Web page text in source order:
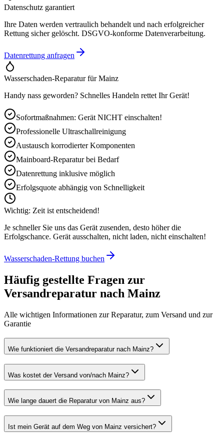
Datenschutz garantiert
Ihre Daten werden vertraulich behandelt und nach erfolgreicher
Rettung sicher gelöscht. DSGVO-konforme Datenverarbeitung.
Datenrettung anfragen
Wasserschaden-Reparatur fürMainz
Handy nass geworden? Schnelles Handeln rettet Ihr Gerät!
Sofortmaßnahmen: Gerät NICHT einschalten!
Professionelle Ultraschallreinigung
Austausch korrodierter Komponenten
Mainboard-Reparatur bei Bedarf
Datenrettung inklusive möglich
Erfolgsquote abhängig von Schnelligkeit
Wichtig: Zeit ist entscheidend!
Je schneller Sie uns das Gerät zusenden, desto höher die
Erfolgschance. Gerät ausschalten, nicht laden, nicht einschalten!
Wasserschaden-Rettung buchen
Häufig gestellte Fragen zur
Versandreparatur nach Mainz
Alle wichtigen Informationen zur Reparatur, zum Versand und zur
Garantie
Wie funktioniert die Versandreparatur nach Mainz?
Was kostet der Versand von/nach Mainz?
Wie lange dauert die Reparatur von Mainz aus?
Ist mein Gerät auf dem Weg von Mainz versichert?